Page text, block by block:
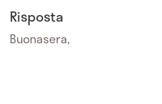
Risposta
Buonasera,